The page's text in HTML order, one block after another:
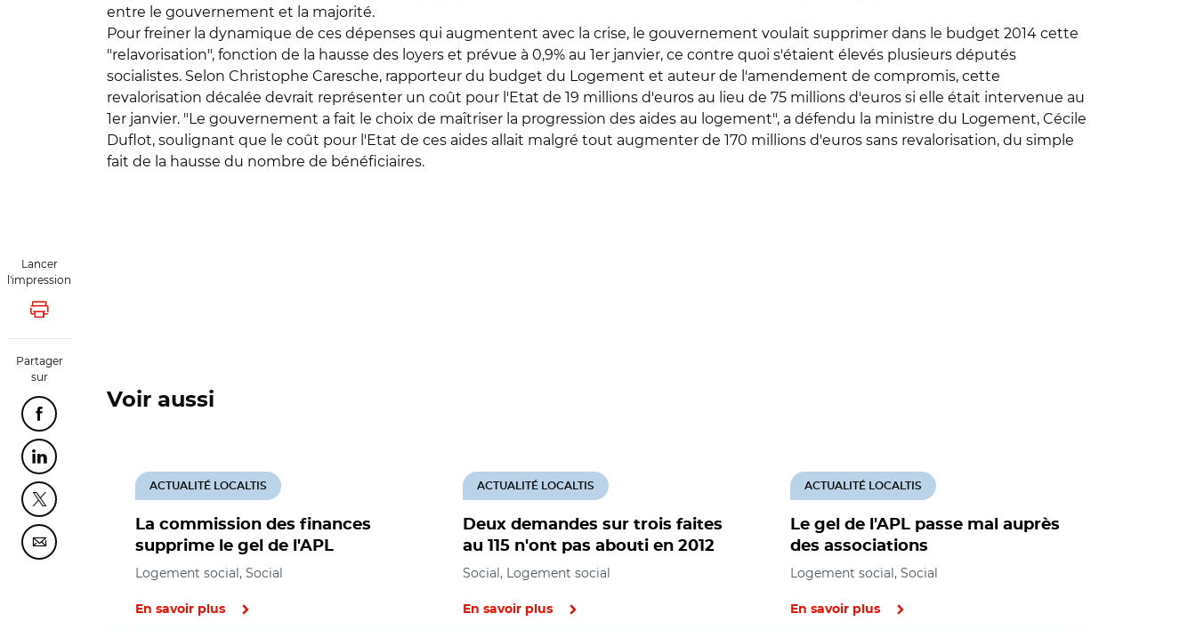
Lancer
l'impression
Lancer l'impression
Partager
sur
Partager cette page sur Facebook
Partager cette page sur Linkedin
Partager cette page sur Twitter
Partager cette page sur Courriel
entre le gouvernement et la majorité.
Pour freiner la dynamique de ces dépenses qui augmentent avec la crise, le gouvernement voulait supprimer dans le budget 2014 cette
"relavorisation", fonction de la hausse des loyers et prévue à 0,9% au 1er janvier, ce contre quoi s'étaient élevés plusieurs députés
socialistes. Selon Christophe Caresche, rapporteur du budget du Logement et auteur de l'amendement de compromis, cette
revalorisation décalée devrait représenter un coût pour l'Etat de 19 millions d'euros au lieu de 75 millions d'euros si elle était intervenue au
1er janvier. "Le gouvernement a fait le choix de maîtriser la progression des aides au logement", a défendu la ministre du Logement, Cécile
Duflot, soulignant que le coût pour l'Etat de ces aides allait malgré tout augmenter de 170 millions d'euros sans revalorisation, du simple
fait de la hausse du nombre de bénéficiaires.
Voir aussi
La commission des finances
supprime le gel de l'APL
ACTUALITÉ LOCALTIS
Logement social, Social
En savoir plus
Deux demandes sur trois faites
au 115 n'ont pas abouti en 2012
ACTUALITÉ LOCALTIS
Social, Logement social
En savoir plus
Le gel de l'APL passe mal auprès
des associations
ACTUALITÉ LOCALTIS
Logement social, Social
En savoir plus